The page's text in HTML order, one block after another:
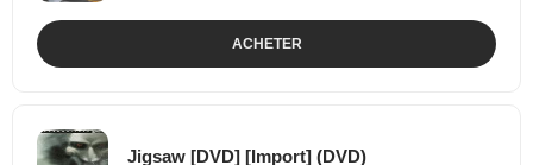
ACHETER
Jigsaw [DVD] [Import] (DVD)